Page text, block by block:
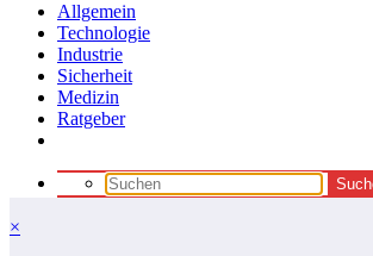
Allgemein
Technologie
Industrie
Sicherheit
Medizin
Ratgeber
×